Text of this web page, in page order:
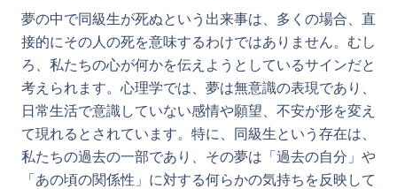
夢の中で同級生が死ぬという出来事は、多くの場合、直
接的にその人の死を意味するわけではありません。むし
ろ、私たちの心が何かを伝えようとしているサインだと
考えられます。心理学では、夢は無意識の表現であり、
日常生活で意識していない感情や願望、不安が形を変え
て現れるとされています。特に、同級生という存在は、
私たちの過去の一部であり、その夢は「過去の自分」や
「あの頃の関係性」に対する何らかの気持ちを反映して